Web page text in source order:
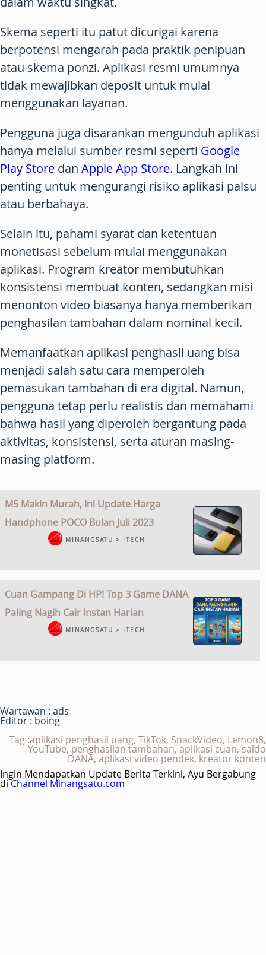
Skema seperti itu patut dicurigai karena
berpotensi mengarah pada praktik penipuan
atau skema ponzi. Aplikasi resmi umumnya
tidak mewajibkan deposit untuk mulai
menggunakan layanan.
Pengguna juga disarankan mengunduh aplikasi
hanya melalui sumber resmi seperti Google
Play Store dan Apple App Store. Langkah ini
penting untuk mengurangi risiko aplikasi palsu
atau berbahaya.
Selain itu, pahami syarat dan ketentuan
monetisasi sebelum mulai menggunakan
aplikasi. Program kreator membutuhkan
konsistensi membuat konten, sedangkan misi
menonton video biasanya hanya memberikan
penghasilan tambahan dalam nominal kecil.
Memanfaatkan aplikasi penghasil uang bisa
menjadi salah satu cara memperoleh
pemasukan tambahan di era digital. Namun,
pengguna tetap perlu realistis dan memahami
bahwa hasil yang diperoleh bergantung pada
aktivitas, konsistensi, serta aturan masing-
masing platform.
M5 Makin Murah, Ini Update Harga
Handphone POCO Bulan Juli 2023
MINANGSATU > ITECH
Cuan Gampang Di HP! Top 3 Game DANA
Paling Nagih Cair Instan Harian
MINANGSATU > ITECH
Wartawan : ads
Editor : boing
Tag :aplikasi penghasil uang, TikTok, SnackVideo, Lemon8,
YouTube, penghasilan tambahan, aplikasi cuan, saldo
DANA, aplikasi video pendek, kreator konten
Ingin Mendapatkan Update Berita Terkini, Ayu Bergabung
diChannel Minangsatu.com